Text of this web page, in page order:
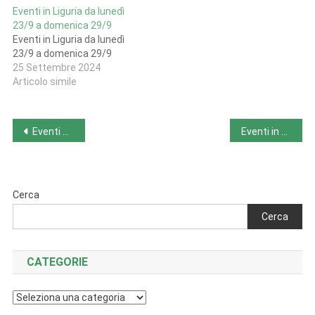
Eventi in Liguria da lunedì
23/9 a domenica 29/9
Eventi in Liguria da lunedì
23/9 a domenica 29/9
25 Settembre 2024
Articolo simile
Navigazione
Eventi nel Lazio da lunedì 25-9-23 a domenica 1-10-23
Cerca
Cerca
CATEGORIE
Categorie